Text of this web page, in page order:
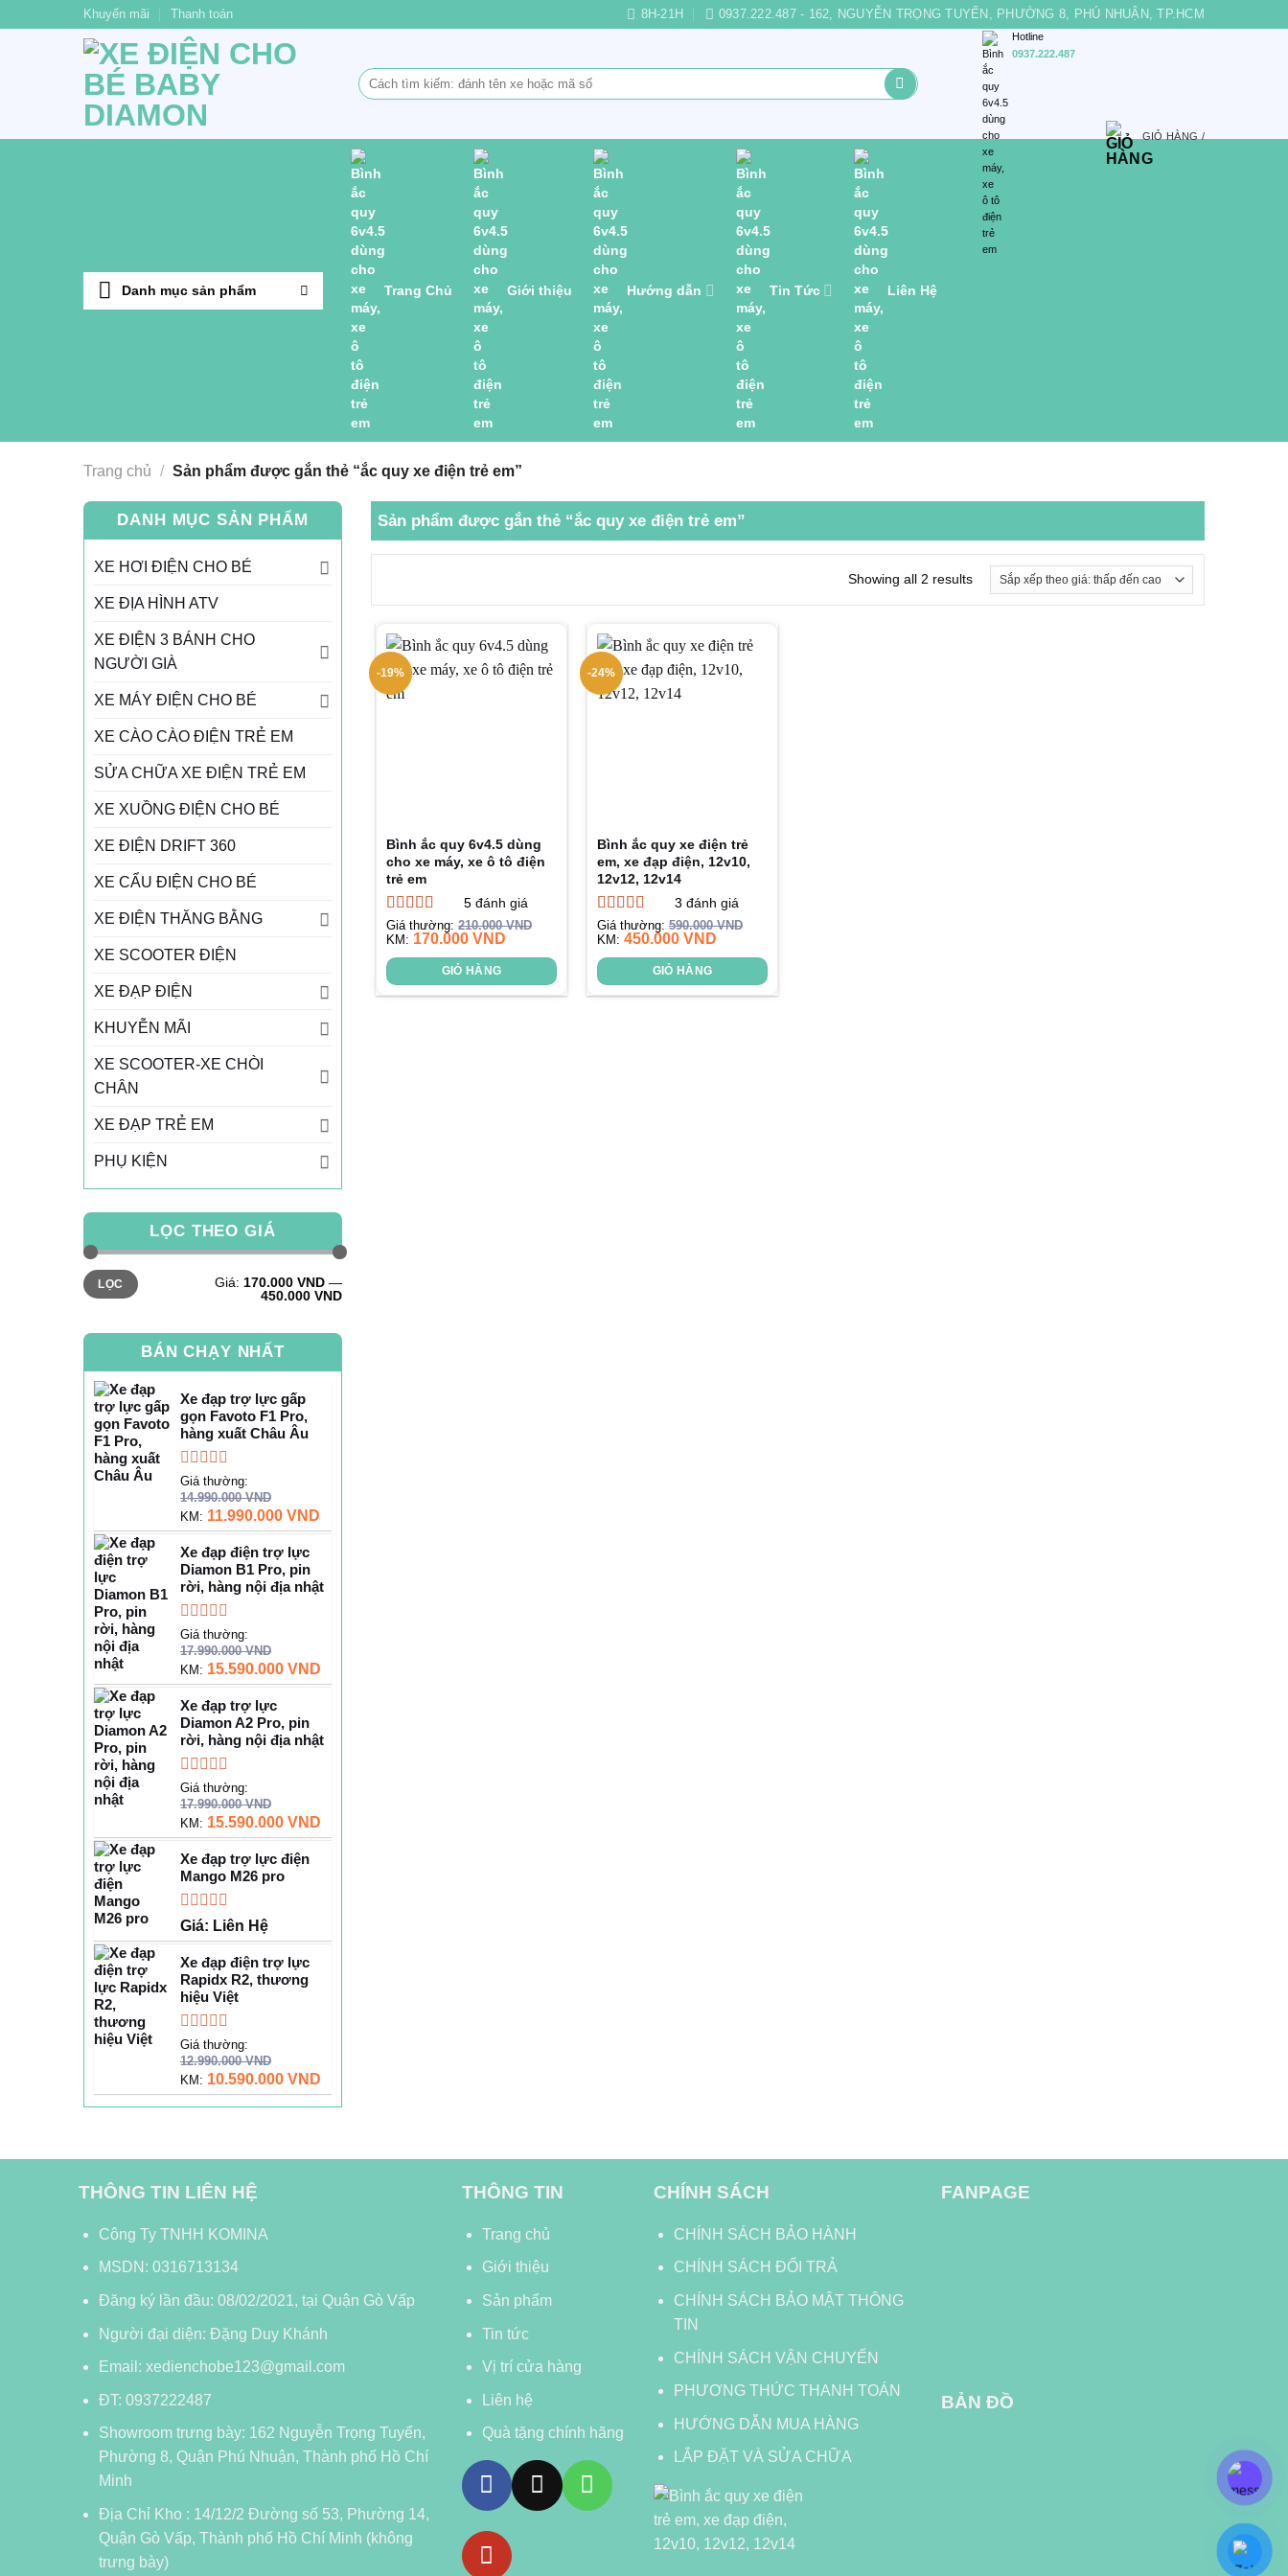
Khuyến mãi Thanh toán 8H-21H 0937.222.487 - 162, NGUYỄN TRỌNG TUYỂN, PHƯỜNG 8, PHÚ NHUẬN, TP.HCM
Tìm
kiếm:
Hotline
0937.222.487
GIỎ HÀNG /
0
Danh mục sản phẩm Trang Chủ Giới thiệu Hướng dẫn Tin Tức Liên Hệ
Trang chủ / Sản phẩm được gắn thẻ “ắc quy xe điện trẻ em”
DANH MỤC SẢN PHẨM
XE HƠI ĐIỆN CHO BÉ
XE ĐỊA HÌNH ATV
XE ĐIỆN 3 BÁNH CHO
NGƯỜI GIÀ
XE MÁY ĐIỆN CHO BÉ
XE CÀO CÀO ĐIỆN TRẺ EM
SỬA CHỮA XE ĐIỆN TRẺ EM
XE XUỒNG ĐIỆN CHO BÉ
XE ĐIỆN DRIFT 360
XE CẨU ĐIỆN CHO BÉ
XE ĐIỆN THĂNG BẰNG
XE SCOOTER ĐIỆN
XE ĐẠP ĐIỆN
KHUYỄN MÃI
XE SCOOTER-XE CHÒI
CHÂN
XE ĐẠP TRẺ EM
PHỤ KIỆN
LỌC THEO GIÁ
Giá
tối
thiểu
Giá
tối
đa
LỌC Giá: 170.000 VND —
450.000 VND
BÁN CHẠY NHẤT
Xe đạp trợ lực gấp
gọn Favoto F1 Pro,
hàng xuất Châu Âu
Được
xếp
hạng
0
sao
Giá thường:
14.990.000VND
KM: 11.990.000 VND
Xe đạp điện trợ lực
Diamon B1 Pro, pin
rời, hàng nội địa nhật
Được
xếp
hạng
0
sao
Giá thường:
17.990.000VND
KM: 15.590.000 VND
Xe đạp trợ lực
Diamon A2 Pro, pin
rời, hàng nội địa nhật
Được
xếp
hạng
0
sao
Giá thường:
17.990.000VND
KM: 15.590.000 VND
Xe đạp trợ lực điện
Mango M26 pro
Được
xếp
hạng
0
5
sao
Giá: Liên Hệ
Xe đạp điện trợ lực
Rapidx R2, thương
hiệu Việt
Được
xếp
hạng
0
5
Giá thường:
12.990.000VND
KM: 10.590.000 VND
Sản phẩm được gắn thẻ “ắc quy xe điện trẻ em”
Showing all 2 results
-19%
Bình ắc quy 6v4.5 dùng
cho xe máy, xe ô tô điện
trẻ em
Được xếp
hạng4.60
5 sao
5đánh giá
Giá thường:210.000VND
KM: 170.000 VND
GIỎ HÀNG
-24%
Bình ắc quy xe điện trẻ
em, xe đạp điện, 12v10,
12v12, 12v14
Được xếp
hạng5.005
sao
3 đánh giá
Giá thường:590.000VND
KM: 450.000 VND
GIỎ HÀNG
THÔNG TIN LIÊN HỆ
Công Ty TNHH KOMINA
MSDN: 0316713134
Đăng ký lần đầu: 08/02/2021, tại Quận Gò Vấp
Người đại diện: Đặng Duy Khánh
Email: xedienchobe123@gmail.com
ĐT: 0937222487
Showroom trưng bày: 162 Nguyễn Trọng Tuyển,
Phường 8, Quận Phú Nhuận, Thành phố Hồ Chí
Minh
Địa Chỉ Kho : 14/12/2 Đường số 53, Phường 14,
Quận Gò Vấp, Thành phố Hồ Chí Minh (không
trưng bày)
THÔNG TIN
Trang chủ
Giới thiệu
Sản phẩm
Tin tức
Vị trí cửa hàng
Liên hệ
Quà tặng chính hãng
CHÍNH SÁCH
CHÍNH SÁCH BẢO HÀNH
CHÍNH SÁCH ĐỔI TRẢ
CHÍNH SÁCH BẢO MẬT THÔNG
TIN
CHÍNH SÁCH VẬN CHUYỂN
PHƯƠNG THỨC THANH TOÁN
HƯỚNG DẪN MUA HÀNG
LẮP ĐẶT VÀ SỬA CHỮA
FANPAGE
BẢN ĐỒ